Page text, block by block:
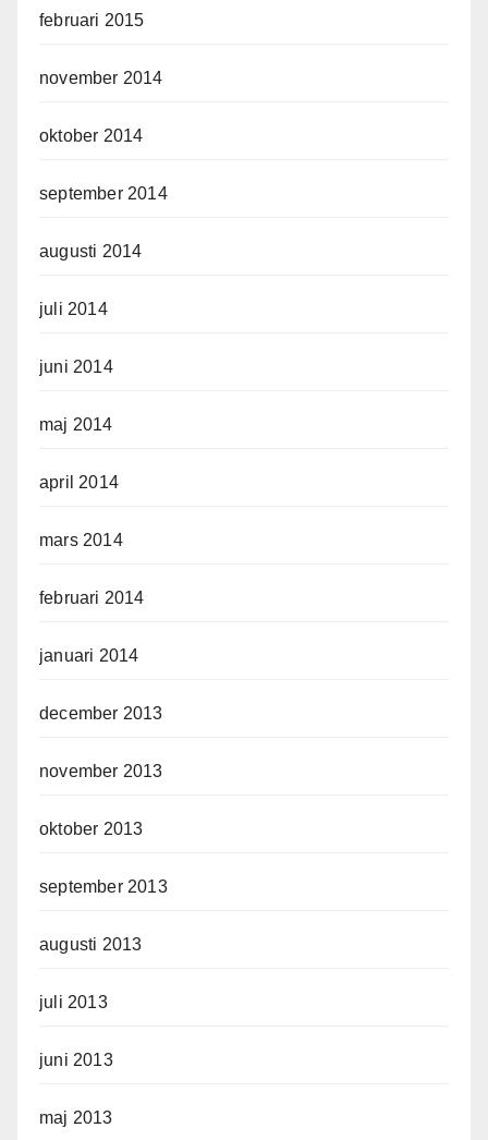
februari 2015
november 2014
oktober 2014
september 2014
augusti 2014
juli 2014
juni 2014
maj 2014
april 2014
mars 2014
februari 2014
januari 2014
december 2013
november 2013
oktober 2013
september 2013
augusti 2013
juli 2013
juni 2013
maj 2013